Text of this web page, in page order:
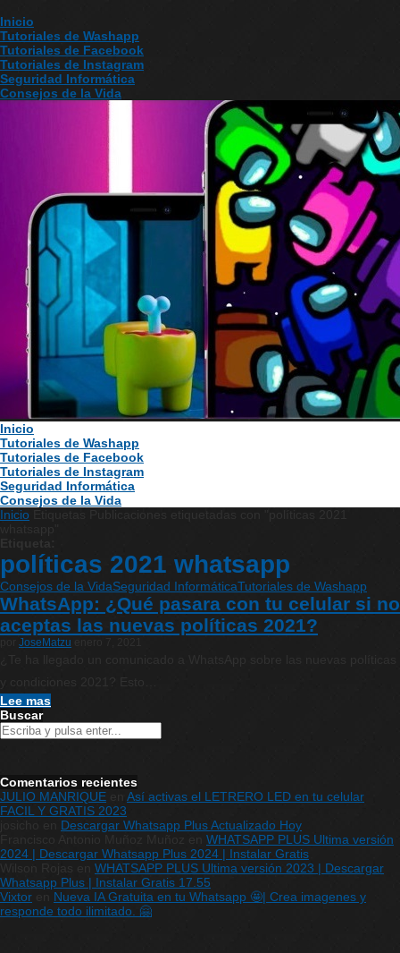
Inicio
Tutoriales de Washapp
Tutoriales de Facebook
Tutoriales de Instagram
Seguridad Informática
Consejos de la Vida
Inicio
Tutoriales de Washapp
Tutoriales de Facebook
Tutoriales de Instagram
Seguridad Informática
Consejos de la Vida
Inicio
políticas 2021 whatsapp
Consejos de la VidaSeguridad InformáticaTutoriales de Washapp
WhatsApp: ¿Qué pasara con tu celular si no
aceptas las nuevas políticas 2021?
JoseMatzu
y condiciones 2021? Esto…
Lee mas
Buscar
Comentarios recientes
JULIO MANRIQUE
Así activas el LETRERO LED en tu celular
FACIL Y GRATIS 2023
Descargar Whatsapp Plus Actualizado Hoy
WHATSAPP PLUS Ultima versión
2024 | Descargar Whatsapp Plus 2024 | Instalar Gratis
Wilson Rojas
WHATSAPP PLUS Ultima versión 2023 | Descargar
Whatsapp Plus | Instalar Gratis 17.55
Vixtor
Nueva IA Gratuita en tu Whatsapp 🤩| Crea imagenes y
responde todo ilimitado. 🤗